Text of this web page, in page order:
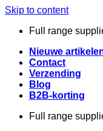
Skip to content
Full range
Nieuwe
Contact
Verzending
Blog
B2B-korting
Full range